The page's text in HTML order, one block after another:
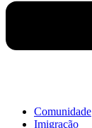
Comunidade
Imigração